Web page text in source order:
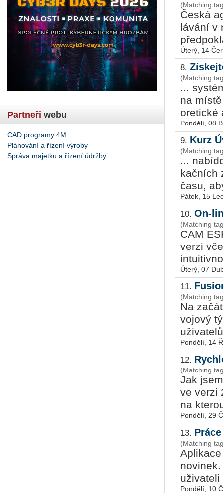
Partneři webu
CAD programy 4M
Plánování a řízení výroby
Správa majetku a řízení údržby
(Matching
Česká
lá­vá­ní v
Úterý, 14
8.
(Matching
...
na
o­re­tic­ké
Pondělí, 08
9. Kurz
(Matching
...
kač­ních
času,
Pátek, 15
10. On-
(Matching
CAM
verzi
Úterý, 07
11.
(Matching
Na
vo­jo­vý
Pondělí, 14
12.
(Matching
Jak
ve verzi
na
Pondělí, 29
13.
(Matching
uživateli
Pondělí, 10